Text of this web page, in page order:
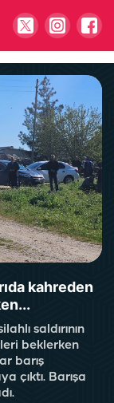
kahreden
saldırının
beklerken
barış
çıktı. Barışa
gelişme!